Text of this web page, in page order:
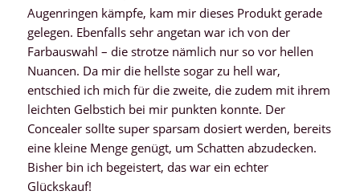
Augenringen kämpfe, kam mir dieses Produkt gerade
gelegen. Ebenfalls sehr angetan war ich von der
Farbauswahl – die strotze nämlich nur so vor hellen
Nuancen. Da mir die hellste sogar zu hell war,
entschied ich mich für die zweite, die zudem mit ihrem
leichten Gelbstich bei mir punkten konnte. Der
Concealer sollte super sparsam dosiert werden, bereits
eine kleine Menge genügt, um Schatten abzudecken.
Bisher bin ich begeistert, das war ein echter
Glückskauf!